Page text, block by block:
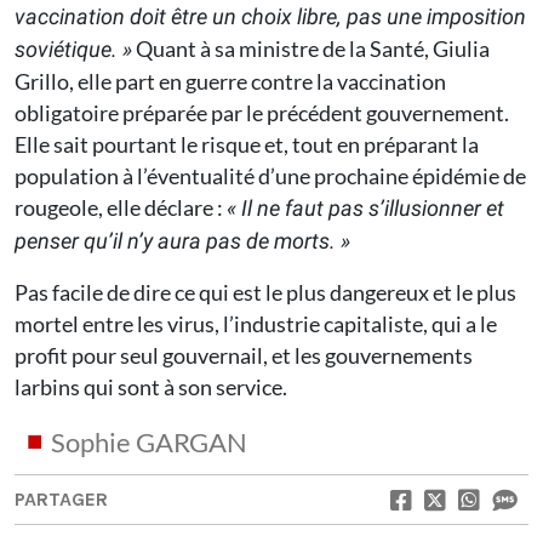
vaccination doit être un choix libre, pas une imposition
soviétique. »Quant à sa ministre de la Santé, Giulia
Grillo, elle part en guerre contre la vaccination
obligatoire préparée par le précédent gouvernement.
Elle sait pourtant le risque et, tout en préparant la
population à l’éventualité d’une prochaine épidémie de
rougeole, elle déclare : « Il ne faut pas s’illusionner et
penser qu’il n’y aura pas de morts. »
Pas facile de dire ce qui est le plus dangereux et le plus
mortel entre les virus, l’industrie capitaliste, qui a le
profit pour seul gouvernail, et les gouvernements
larbins qui sont à son service.
Sophie GARGAN
PARTAGER